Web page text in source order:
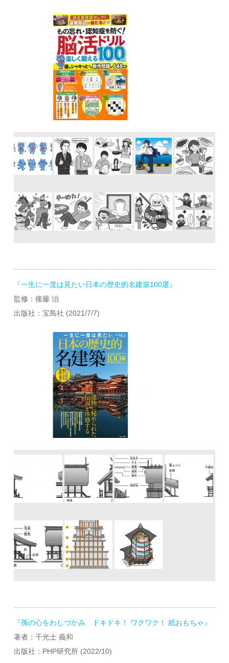
『一生に一度は見たい日本の歴史的名建築100選』
監修：後藤 治
出版社：宝島社 (2021/7/7)
『孫の心をわしづかみ ドキドキ！ ワクワク！ 紙おもちゃ』
著者：千光士 義和
出版社：PHP研究所 (2022/10)